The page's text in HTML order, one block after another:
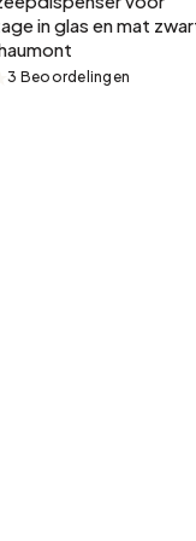
in glas en mat
&
3 Beoordelingen